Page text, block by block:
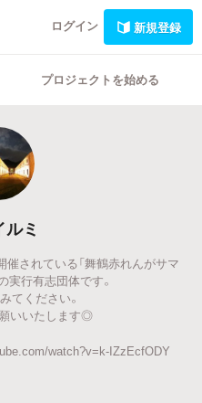
ログイン 新規登録
プロジェクトを始める
ミ
されている「舞鶴赤れんがサマ
実行有志団体です。
てください。
いいたします◎
watch?v=k-IZzEcfODY